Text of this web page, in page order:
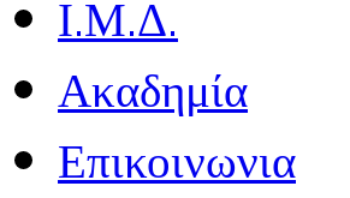
Ι.Μ.Δ.
Ακαδημία
Επικοινωνια